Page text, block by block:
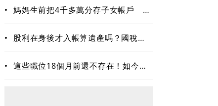
• 媽媽生前把4千多萬分存子女帳戶 過
•
股利在身後才入帳算遺產嗎？國稅局
• 這些職位18個月前還不存在！如今年